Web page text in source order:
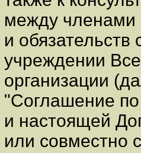
между членами
и
учреждении
организации
"Соглашение
и настоящей
или совместно